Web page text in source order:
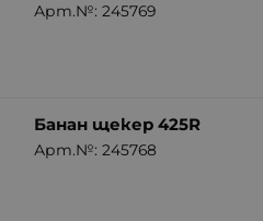
Арт.№: 245769
Банан щекер 425R
Арт.№: 245768